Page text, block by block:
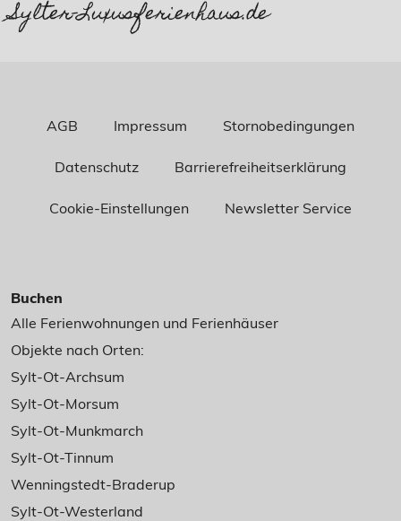
Sylter-Luxusferienhaus.de
AGB Impressum Stornobedingungen
Datenschutz Barrierefreiheitserklärung
Cookie-Einstellungen Newsletter Service
Buchen
Alle Ferienwohnungen und Ferienhäuser
Objekte nach Orten:
Sylt-Ot-Archsum
Sylt-Ot-Morsum
Sylt-Ot-Munkmarch
Sylt-Ot-Tinnum
Wenningstedt-Braderup
Sylt-Ot-Westerland